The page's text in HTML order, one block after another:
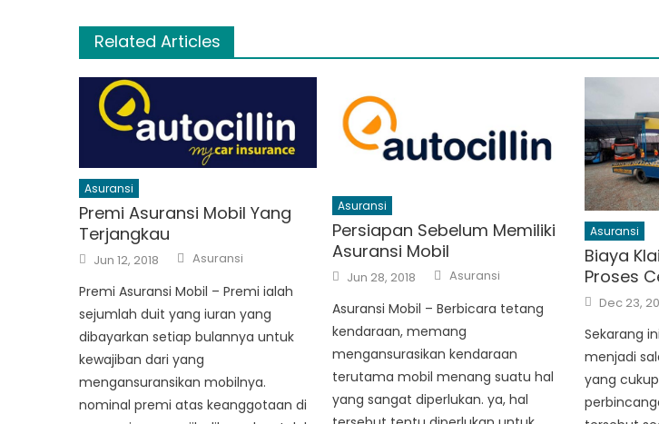
Related Articles
Asuransi
Premi Asuransi Mobil Yang
Terjangkau
Posted
on
Jun 12, 2018 Author
Asuransi
Premi Asuransi Mobil – Premi ialah
sejumlah duit yang iuran yang
dibayarkan setiap bulannya untuk
kewajiban dari yang
mengansuransikan mobilnya.
nominal premi atas keanggotaan di
Asuransi
Persiapan Sebelum Memiliki
Asuransi Mobil
Posted
on
Jun 28, 2018 Author
Asuransi
Asuransi Mobil – Berbicara tetang
kendaraan, memang
mengansurasikan kendaraan
terutama mobil menang suatu hal
yang sangat diperlukan. ya, hal
Asuransi
Biaya
Proses
Posted
on
Dec 23,
Sekarang
menjadi
yang